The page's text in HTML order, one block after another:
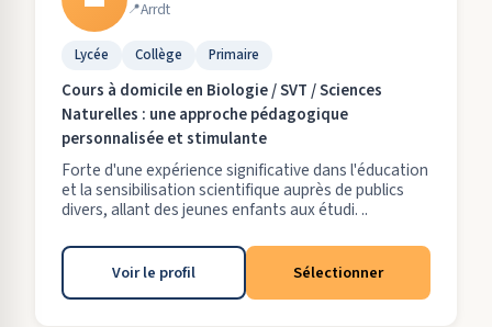
Arrdt
Lycée Collège Primaire
Cours à domicile en Biologie / SVT / Sciences
Naturelles : une approche pédagogique
personnalisée et stimulante
Forte d'une expérience significative dans l'éducation
et la sensibilisation scientifique auprès de publics
divers, allant des jeunes enfants aux étudi. ..
Voir le profil Sélectionner